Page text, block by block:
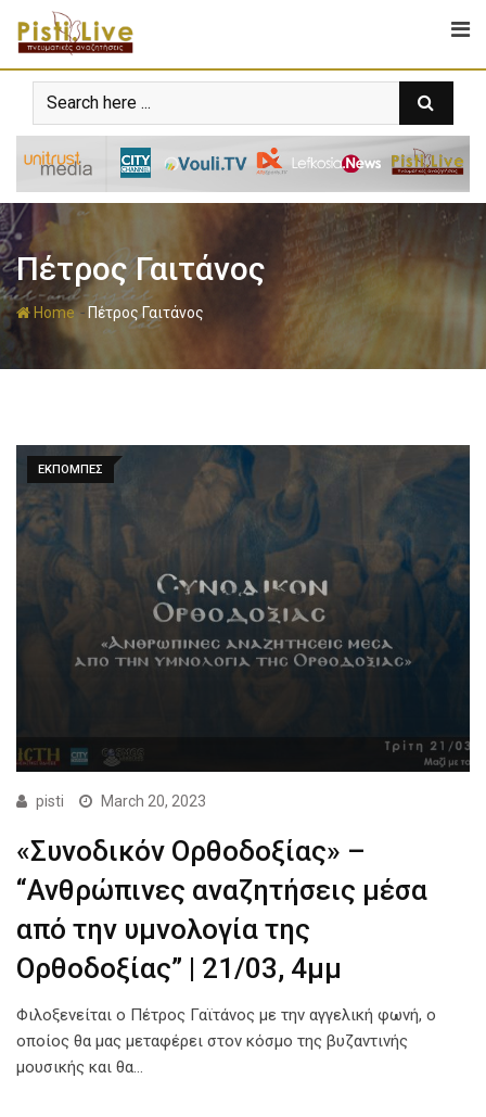
Πέτρος Γαιτάνος
Home-Πέτρος Γαιτάνος
ΕΚΠΟΜΠΕΣ
pisti March 20, 2023
«Συνοδικόν Ορθοδοξίας» –
“Ανθρώπινες αναζητήσεις μέσα
από την υμνολογία της
Ορθοδοξίας” | 21/03, 4μμ
Φιλοξενείται ο Πέτρος Γαϊτάνος με την αγγελική φωνή, ο
οποίος θα μας μεταφέρει στον κόσμο της βυζαντινής
μουσικής και θα…